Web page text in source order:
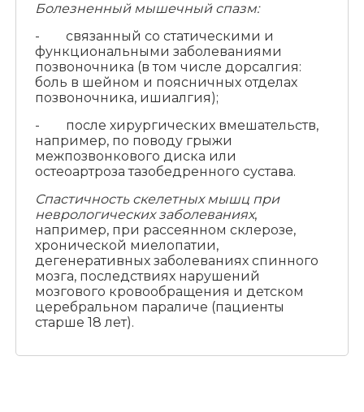
Болезненный мышечный спазм:
- связанный со статическими и
функциональными заболеваниями
позвоночника (в том числе дорсалгия:
боль в шейном и поясничных отделах
позвоночника, ишиалгия);
- после хирургических вмешательств,
например, по поводу грыжи
межпозвонкового диска или
остеоартроза тазобедренного сустава.
Спастичность скелетных мышц при
неврологических заболеваниях,
например, при рассеянном склерозе,
хронической миелопатии,
дегенеративных заболеваниях спинного
мозга, последствиях нарушений
мозгового кровообращения и детском
церебральном параличе (пациенты
старше 18 лет).